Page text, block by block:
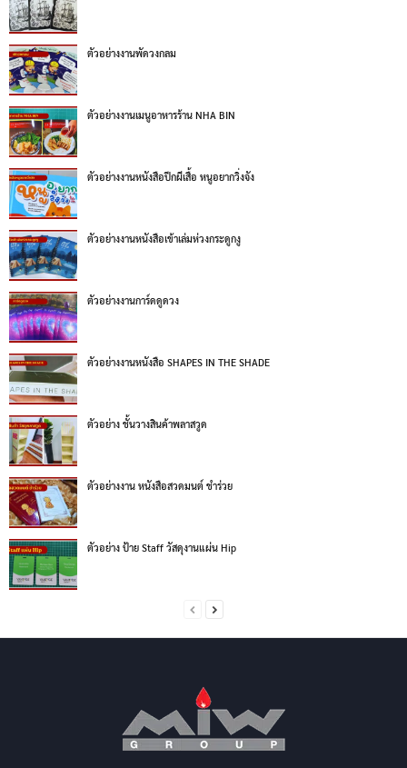
ตัวอย่างงานพัดวงกลม
ตัวอย่างงานเมนูอาหารร้าน NHA BIN
ตัวอย่างงานหนังสือปีกผีเสื้อ หนูอยากวิ่งจัง
ตัวอย่างงานหนังสือเข้าเล่มห่วงกระดูกงู
ตัวอย่างงานการ์ดดูดวง
ตัวอย่างงานหนังสือ SHAPES IN THE SHADE
ตัวอย่าง ชั้นวางสินค้าพลาสวูด
ตัวอย่างงาน หนังสือสวดมนต์ ชำร่วย
ตัวอย่าง ป้าย Staff วัสดุงานแผ่น Hip